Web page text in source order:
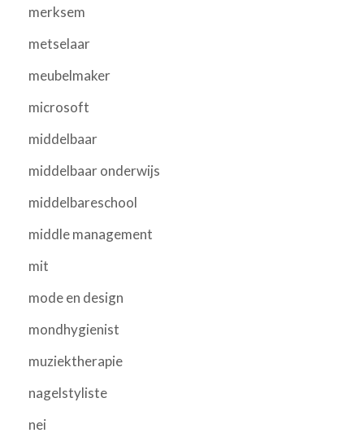
merksem
metselaar
meubelmaker
microsoft
middelbaar
middelbaar onderwijs
middelbareschool
middle management
mit
mode en design
mondhygienist
muziektherapie
nagelstyliste
nei